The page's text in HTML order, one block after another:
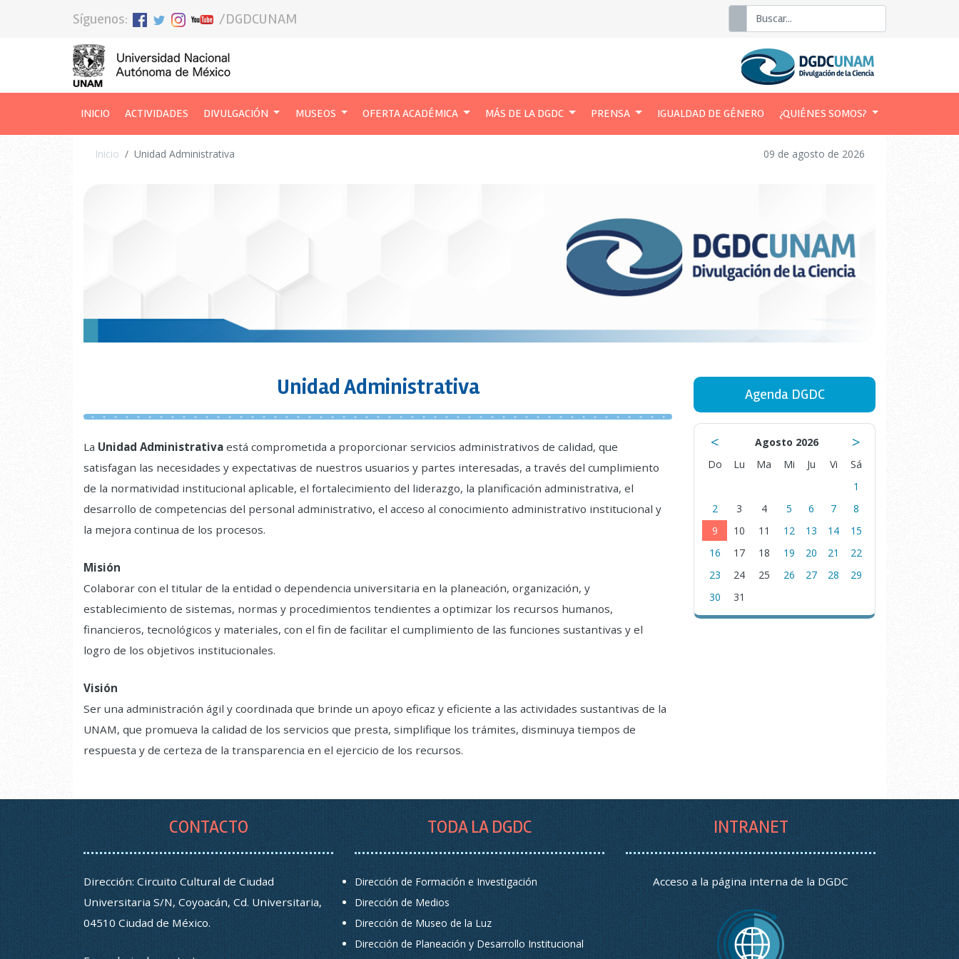
Síguenos: /DGDCUNAM Buscar
INICIO (CURRENT)
ACTIVIDADES DIVULGACIÓN MUSEOS OFERTA ACADÉMICA MÁS DE LA DGDC PRENSA IGUALDAD DE GÉNERO ¿QUIÉNES SOMOS?
Inicio Unidad Administrativa 09 de agosto de 2026
Unidad Administrativa
La Unidad Administrativa está comprometida a proporcionar servicios administrativos de calidad, que
satisfagan las necesidades y expectativas de nuestros usuarios y partes interesadas, a través del cumplimiento
de la normatividad institucional aplicable, el fortalecimiento del liderazgo, la planificación administrativa, el
desarrollo de competencias del personal administrativo, el acceso al conocimiento administrativo institucional y
la mejora continua de los procesos.
Misión
Colaborar con el titular de la entidad o dependencia universitaria en la planeación, organización, y
establecimiento de sistemas, normas y procedimientos tendientes a optimizar los recursos humanos,
financieros, tecnológicos y materiales, con el fin de facilitar el cumplimiento de las funciones sustantivas y el
logro de los objetivos institucionales.
Visión
Ser una administración ágil y coordinada que brinde un apoyo eficaz y eficiente a las actividades sustantivas de la
UNAM, que promueva la calidad de los servicios que presta, simplifique los trámites, disminuya tiempos de
respuesta y de certeza de la transparencia en el ejercicio de los recursos.
Agenda DGDC
< Agosto 2026 >
Do Lu Ma Mi Ju Vi
Sá
1
2
3 4 5 6 7
8
9
10 11 12 13 14
15
16
17 18 19 20 21
22
23
24 25 26 27 28
29
30
31
CONTACTO
Dirección: Circuito Cultural de Ciudad
Universitaria S/N, Coyoacán, Cd. Universitaria,
04510 Ciudad de México.
TODA LA DGDC
Dirección de Formación e Investigación
Dirección de Medios
Dirección de Museo de la Luz
Dirección de Planeación y Desarrollo Institucional
INTRANET
Acceso a la página interna de la DGDC